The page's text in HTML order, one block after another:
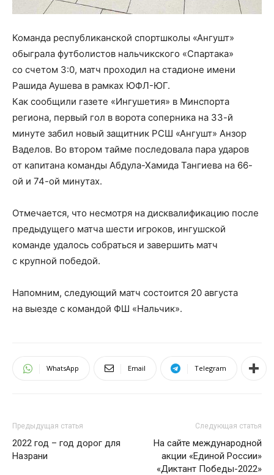
Команда республиканской спортшколы «Ангушт»
обыграла футболистов нальчикского «Спартака»
со счетом 3:0, матч проходил на стадионе имени
Рашида Аушева в рамках ЮФЛ-ЮГ.
Как сообщили газете «Ингушетия» в Минспорта
региона, первый гол в ворота соперника на 33-й
минуте забил новый защитник РСШ «Ангушт» Анзор
Ваделов. Во втором тайме последовала пара ударов
от капитана команды Абдула-Хамида Тангиева на 66-
ой и 74-ой минутах.
Отмечается, что несмотря на дисквалификацию после
предыдущего матча шести игроков, ингушской
команде удалось собраться и завершить матч
с крупной победой.
Напомним, следующий матч состоится 20 августа
на выезде с командой ФШ «Нальчик».
WhatsApp Email Telegram
Предыдущая статья
2022 год – год дорог для
Назрани
Следующая статья
На сайте международной
акции «Единой России»
«Диктант Победы-2022»